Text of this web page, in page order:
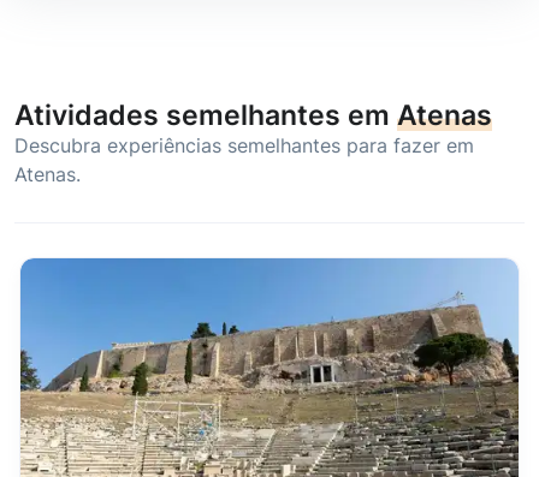
Atividades semelhantes em Atenas
Descubra experiências semelhantes para fazer em
Atenas.